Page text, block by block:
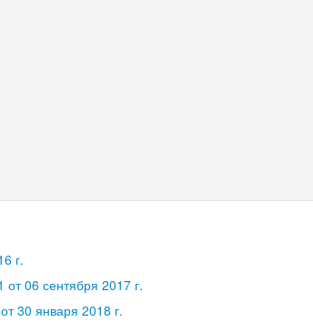
г.
06 сентября 2017 г.
30 января 2018 г.